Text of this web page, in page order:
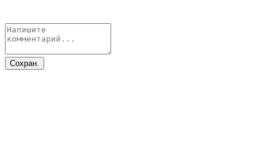
Сохран.